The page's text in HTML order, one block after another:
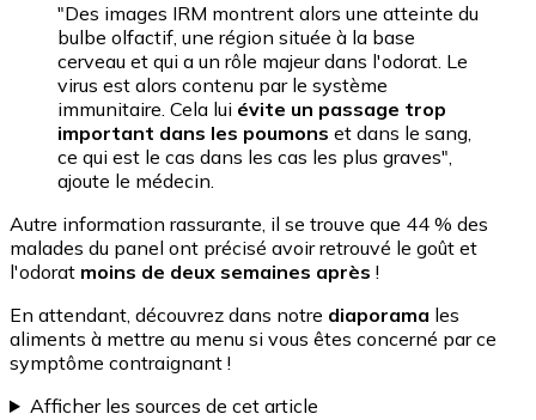
"Des images IRM montrent alors une atteinte du
bulbe olfactif, une région située à la base
cerveau et qui a un rôle majeur dans l'odorat. Le
virus est alors contenu par le système
immunitaire. Cela lui évite un passage trop
important dans les poumons et dans le sang,
ce qui est le cas dans les cas les plus graves",
ajoute le médecin.
Autre information rassurante, il se trouve que 44 % des
malades du panel ont précisé avoir retrouvé le goût et
l'odorat moins de deux semaines après !
En attendant, découvrez dans notre diaporama les
aliments à mettre au menu si vous êtes concerné par ce
symptôme contraignant !
Afficher les sources de cet article